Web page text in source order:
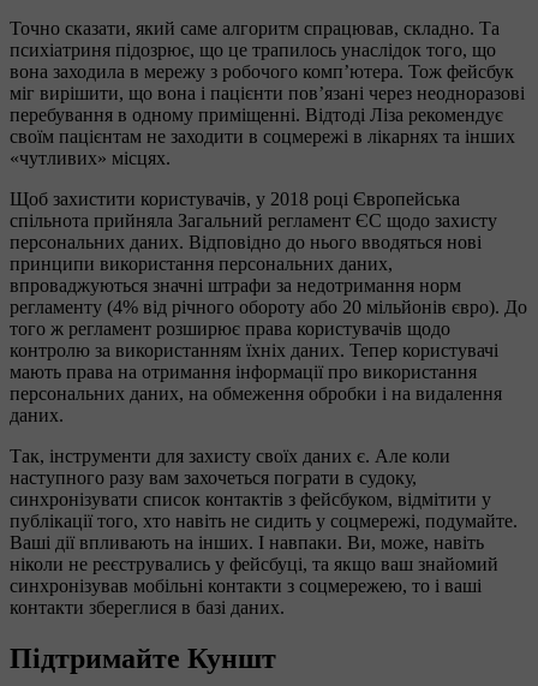
Точно сказати, який саме алгоритм спрацював, складно. Та
психіатриня підозрює, що це трапилось унаслідок того, що
вона заходила в мережу з робочого комп’ютера. Тож фейсбук
міг вирішити, що вона і пацієнти пов’язані через неодноразові
перебування в одному приміщенні. Відтоді Ліза рекомендує
своїм пацієнтам не заходити в соцмережі в лікарнях та інших
«чутливих» місцях.
Щоб захистити користувачів, у 2018 році Європейська
спільнота прийняла Загальний регламент ЄС щодо захисту
персональних даних. Відповідно до нього вводяться нові
принципи використання персональних даних,
впроваджуються значні штрафи за недотримання норм
регламенту (4% від річного обороту або 20 мільйонів євро). До
того ж регламент розширює права користувачів щодо
контролю за використанням їхніх даних. Тепер користувачі
мають права на отримання інформації про використання
персональних даних, на обмеження обробки і на видалення
даних.
Так, інструменти для захисту своїх даних є. Але коли
наступного разу вам захочеться пограти в судоку,
синхронізувати список контактів з фейсбуком, відмітити у
публікації того, хто навіть не сидить у соцмережі, подумайте.
Ваші дії впливають на інших. І навпаки. Ви, може, навіть
ніколи не реєструвались у фейсбуці, та якщо ваш знайомий
синхронізував мобільні контакти з соцмережею, то і ваші
контакти збереглися в базі даних.
Підтримайте Куншт